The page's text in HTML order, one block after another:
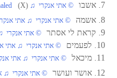
7. אשבו ‏ © אתי אנקרי‏ ♫ Khaled (X)
8. אשמה
© אתי אנקרי‏ ♫ אתי
9. קראת לי אסתר © אתי אנקרי‏
10. לפעמים © אתי אנקרי‏ ♫ אתי
11. מיכאל © אתי אנקרי‏ ♫ אתי
12. אושר ועושר
© אתי אנקרי‏ ♫